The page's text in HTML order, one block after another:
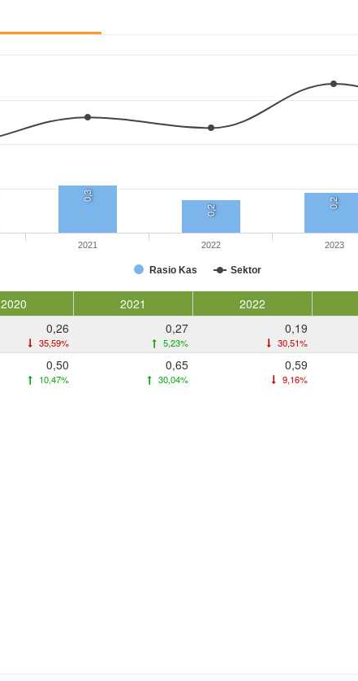
0,3
0,2
0,2
Rasio Kas Sektor
2021 2022 2023
2020 2021 2022
0,26
35,59%
0,27
5,23%
0,19
30,51%
0,50
10,47%
0,65
30,04%
0,59
9,16%